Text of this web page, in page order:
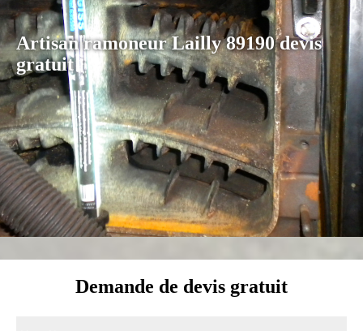
Artisan ramoneur Lailly 89190 devis
gratuit
Demande de devis gratuit